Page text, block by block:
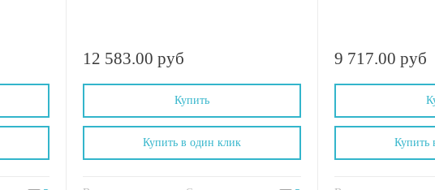
12 583.00 руб
Купить
Купить в один клик
9 717.00 руб
Купить